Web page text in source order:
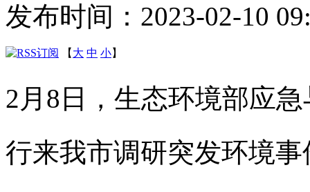
发布时间：2023-02-10
【 大 中 小】
2月8日，生态环境部应
行来我市调研突发环境